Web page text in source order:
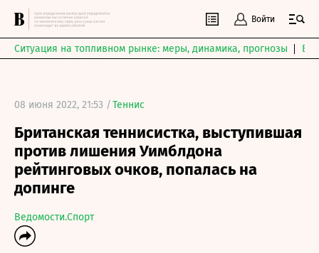
Войти
Ситуация на топливном рынке: меры, динамика, прогнозы
08 июня 2022, 21:53 /Теннис
Британская теннисистка, выступившая
против лишения Уимблдона
рейтинговых очков, попалась на
допинге
Ведомости.Спорт